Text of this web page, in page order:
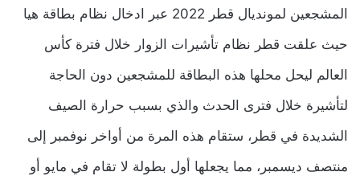
المشجعين لمونديال قطر 2022 عبر ادخال نظام بطاقة هيا
حيث علقت قطر نظام تأشيرات الزوار خلال فترة كأس
العالم ليحل محلها هذه البطاقة للمشجعين دون الحاجة
لتأشيرة خلال فترى الحدث والذي بسبب حرارة الصيف
الشديدة في قطر، ستقام هذه المرة من أواخر نوفمبر إلى
منتصف ديسمبر، مما يجعلها أول بطولة لا تقام في مايو أو